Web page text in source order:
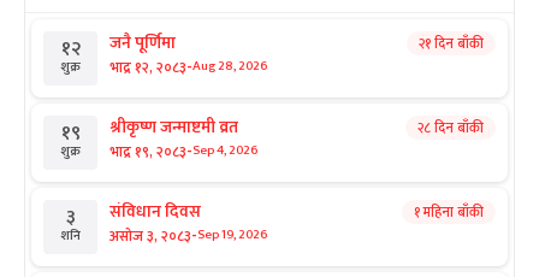
१२
शुक्र
जनै पूर्णिमा
भाद्र १२, २०८३-Aug 28, 2026
२१ दिन बाँकी
१९
शुक्र
श्रीकृष्ण जन्माष्टमी व्रत
भाद्र १९, २०८३-Sep 4, 2026
२८ दिन बाँकी
३
शनि
संविधान दिवस
असोज ३, २०८३-Sep 19, 2026
१ महिना बाँकी